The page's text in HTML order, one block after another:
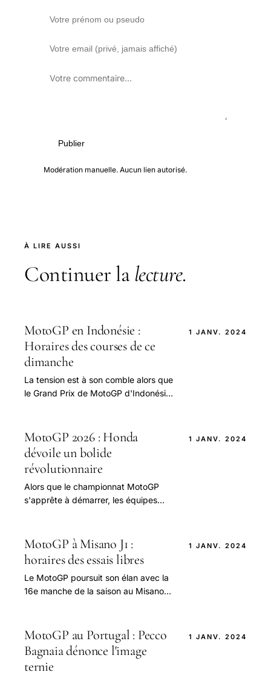
Publier
Modération manuelle. Aucun lien autorisé.
À LIRE AUSSI
Continuer la lecture.
MotoGP en Indonésie :
Horaires des courses de ce
dimanche
La tension est à son comble alors que
le Grand Prix de MotoGP d'Indonésie
circuit.
1 JANV. 2024
MotoGP 2026 : Honda
dévoile un bolide
révolutionnaire
Alors que le championnat MotoGP
s'apprête à démarrer, les équipes
1 JANV. 2024
MotoGP à Misano J1 :
horaires des essais libres
Le MotoGP poursuit son élan avec la
16e manche de la saison au Misano
1 JANV. 2024
MotoGP au Portugal : Pecco
Bagnaia dénonce l'image
ternie
1 JANV. 2024